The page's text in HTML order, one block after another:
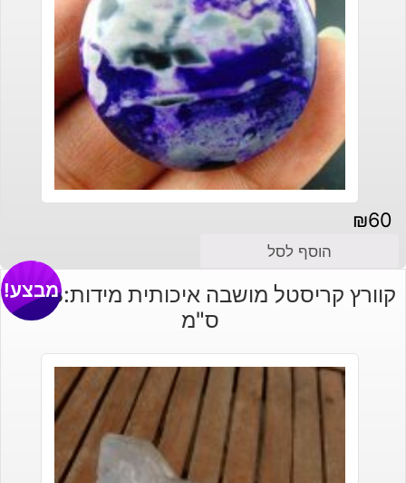
₪60
הוסף לסל
קוורץ קריסטל מושבה איכותית מידות:18*19
ס"מ
מבצע!